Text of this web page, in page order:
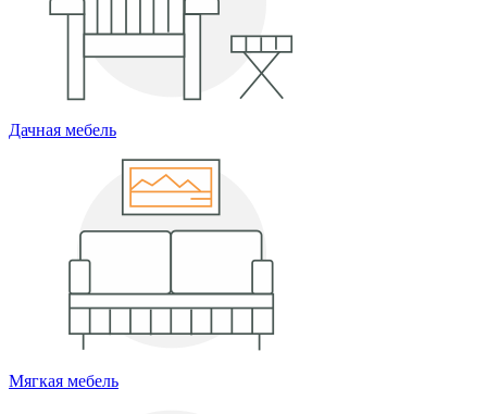
Дачная мебель
Мягкая мебель